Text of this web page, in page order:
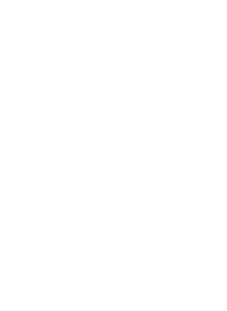
okumak ve sitemizde ilgili